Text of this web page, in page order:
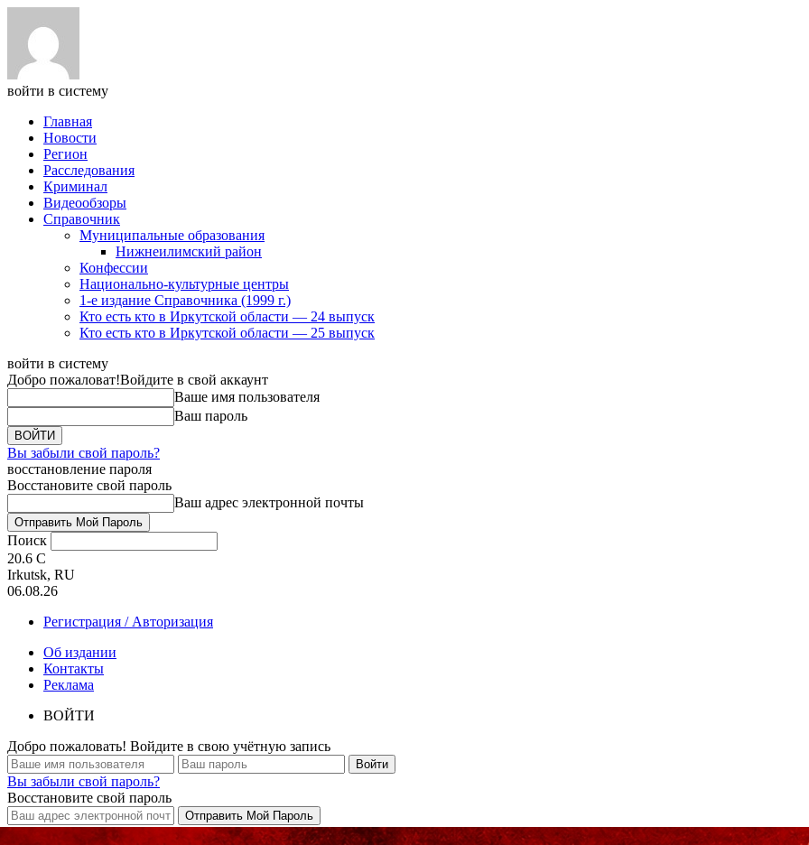
войти в систему
Главная
Новости
Регион
Расследования
Криминал
Видеообзоры
Справочник
Муниципальные образования
Нижнеилимский район
Конфессии
Национально-культурные центры
1-е издание Справочника (1999 г.)
Кто есть кто в Иркутской области — 24 выпуск
Кто есть кто в Иркутской области — 25 выпуск
войти в систему
Добро пожаловат!Войдите в свой аккаунт
Ваше имя пользователя
Ваш пароль
Вы забыли свой пароль?
восстановление пароля
Восстановите свой пароль
Ваш адрес электронной почты
Поиск
20.6 C
Irkutsk, RU
06.08.26
Регистрация / Авторизация
Об издании
Контакты
Реклама
ВОЙТИ
Добро пожаловать! Войдите в свою учётную запись
Вы забыли свой пароль?
Восстановите свой пароль
Кто есть кто в Байкальском регионе